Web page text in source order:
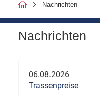
Nachrichten
Nachrichten
06.08.2026
Trassenpreise